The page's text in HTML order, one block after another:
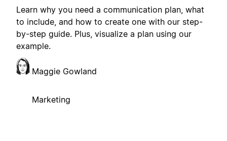
Learn why you need a communication plan, what
to include, and how to create one with our step-
by-step guide. Plus, visualize a plan using our
example.
Maggie Gowland
Marketing